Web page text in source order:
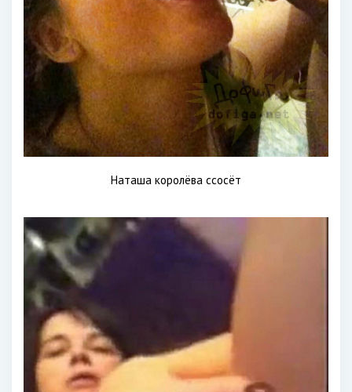
Наташа королёва ссосёт